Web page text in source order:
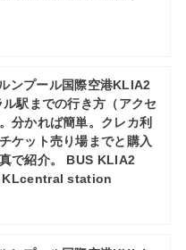
ンプール国際空港KLIA2
駅までの行き方（アクセ
分かれば簡単。クレカ利
ケット売り場までと購入
で紹介。 BUS KLIA2
station